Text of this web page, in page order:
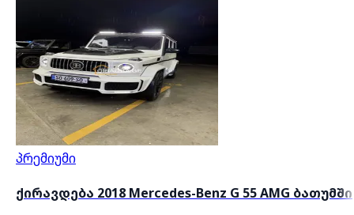
პრემიუმი
ქირავდება 2018 Mercedes-Benz G 55 AMG ბათუმში